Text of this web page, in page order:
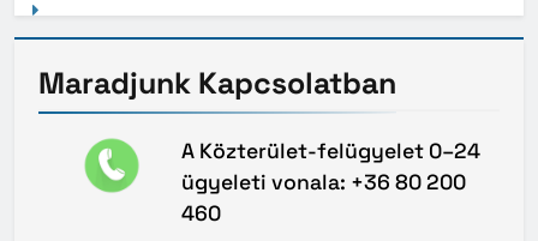
Maradjunk Kapcsolatban
A Közterület-felügyelet 0–24
ügyeleti vonala: +36 80 200
460